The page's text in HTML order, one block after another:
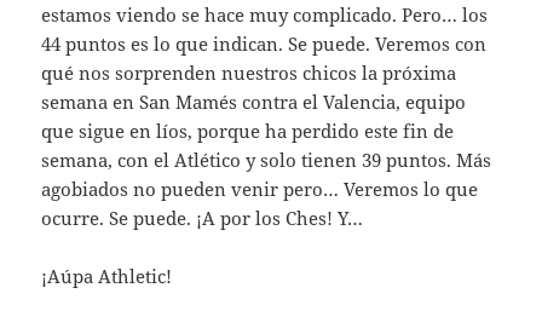
estamos viendo se hace muy complicado. Pero… los
44 puntos es lo que indican. Se puede. Veremos con
qué nos sorprenden nuestros chicos la próxima
semana en San Mamés contra el Valencia, equipo
que sigue en líos, porque ha perdido este fin de
semana, con el Atlético y solo tienen 39 puntos. Más
agobiados no pueden venir pero… Veremos lo que
ocurre. Se puede. ¡A por los Ches! Y…
¡Aúpa Athletic!